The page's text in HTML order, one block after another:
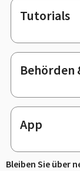
Tutorials
Behörden
App
Bleiben Sie über